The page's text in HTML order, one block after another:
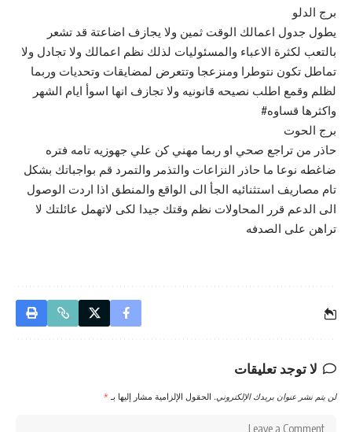
برج الدلو
يطول جدول اعمالك الوقت ثمين ولا يجازف اضاعتة قد تشعر
بالتعب لكثرة الاعباء والمسئوليات لذلك نظم اعمالك ولا تجادل ولا
تماطل تكون نتوطرا ومنزعجا وتتعرض لمضايقات وتحديات وربما
لظلم وقمع اطلب نصيحه قانونيه ولا تجازف انها اسوأ ايام الشهر
واكثرها قساوه#
برج الحوت
حاذر من تراجع صحي او ربما مهني كن علي جهوزيه تامه فتره
ضاغطه نوعا ما حاذر النزاعات والتذمر والتمرد قم بواجباتك بشكل
تام مصاريف استثنائيه الجأ الى الواقع والمنطق اذا اردت الوصول
الى الدعم قرر المحاولات نظم وقتك جيدا لكى لاتهمل عائلتك لا
تراهن على الصدفه
لا توجد تعليقات
لن يتم نشر عنوان بريدك الإلكتروني. الحقول الإلزامية مشار إليها بـ *